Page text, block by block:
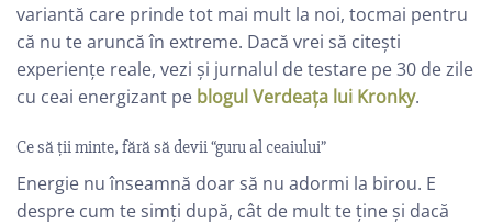
variantă care prinde tot mai mult la noi, tocmai pentru
că nu te aruncă în extreme. Dacă vrei să citești
experiențe reale, vezi și jurnalul de testare pe 30 de zile
cu ceai energizant pe blogul Verdeața lui Kronky.
Ce să ții minte, fără să devii “guru al ceaiului”
Energie nu înseamnă doar să nu adormi la birou. E
despre cum te simți după, cât de mult te ține și dacă